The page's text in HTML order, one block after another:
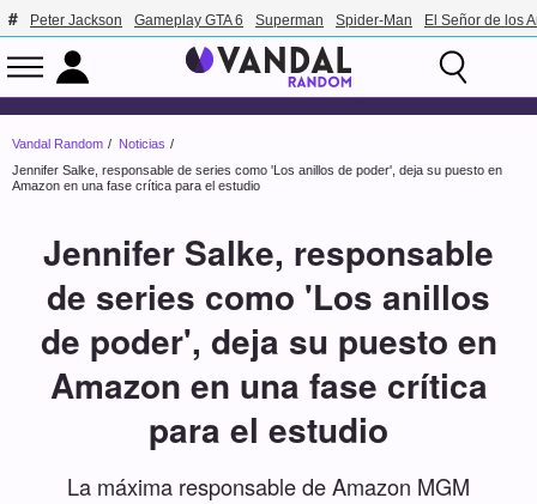
Peter Jackson Gameplay GTA 6 Superman Spider-Man El Señor de los
Vandal Random
Noticias
Jennifer Salke, responsable de series como 'Los anillos de poder', deja su puesto en
Amazon en una fase crítica para el estudio
Jennifer Salke, responsable
de series como 'Los anillos
de poder', deja su puesto en
Amazon en una fase crítica
para el estudio
La máxima responsable de Amazon MGM